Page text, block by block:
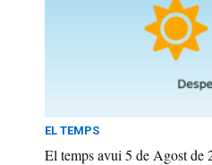
EL TEMPS
El temps avui 5 de Agost de